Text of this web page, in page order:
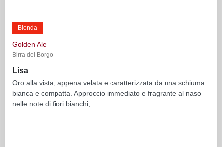
Bionda
Golden Ale
Birra del Borgo
Lisa
Oro alla vista, appena velata e caratterizzata da una schiuma
bianca e compatta. Approccio immediato e fragrante al naso
nelle note di fiori bianchi,...